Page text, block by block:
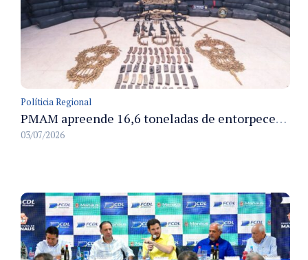
Políticia Regional
PMAM apreende 16,6 toneladas de entorpecentes e registra aumento nas prisões em flagrante e nas capturas de foragidos no primeiro semestre de 2026
03/07/2026